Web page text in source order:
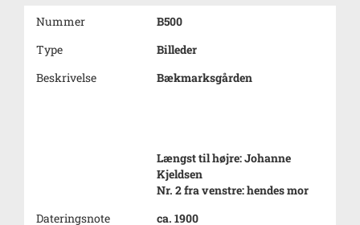
Nummer
B500
Type
Billeder
Beskrivelse
Bækmarksgården
Længst til højre: Johanne
Kjeldsen
Nr. 2 fra venstre: hendes mor
Dateringsnote
ca. 1900